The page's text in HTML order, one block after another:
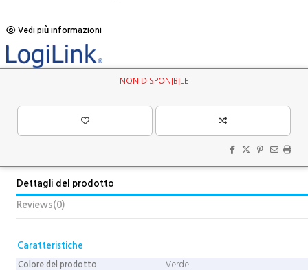
Vedi più informazioni
NON DISPONIBILE
Dettagli del prodotto
Reviews(0)
Caratteristiche
Colore del prodotto
Verde